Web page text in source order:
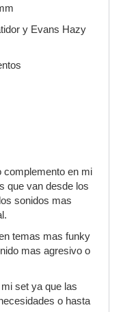
y Evans Hazy
complemento en mi
que van desde los
sonidos mas
temas mas funky
mas agresivo o
set ya que las
o hasta